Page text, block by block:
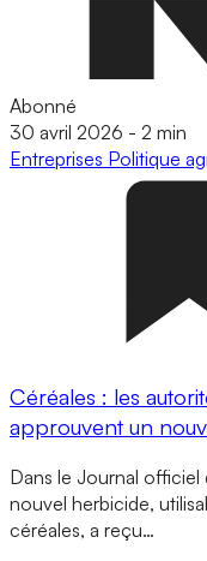
Abonné
30 avril 2026 - 2 min
Entreprises Politique
Céréales : les
approuvent un
Dans le Journal officiel
nouvel herbicide,
céréales, a reçu…